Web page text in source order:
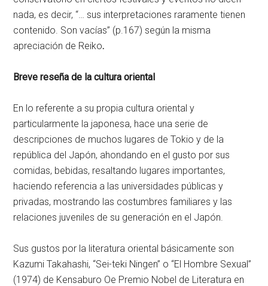
nada, es decir, “… sus interpretaciones raramente tienen
contenido. Son vacías” (p.167) según la misma
apreciación de Reiko.
Breve reseña de la cultura oriental
En lo referente a su propia cultura oriental y
particularmente la japonesa, hace una serie de
descripciones de muchos lugares de Tokio y de la
república del Japón, ahondando en el gusto por sus
comidas, bebidas, resaltando lugares importantes,
haciendo referencia a las universidades públicas y
privadas, mostrando las costumbres familiares y las
relaciones juveniles de su generación en el Japón.
Sus gustos por la literatura oriental básicamente son
Kazumi Takahashi, “Sei-teki Ningen” o “El Hombre Sexual”
(1974) de Kensaburo Oe Premio Nobel de Literatura en